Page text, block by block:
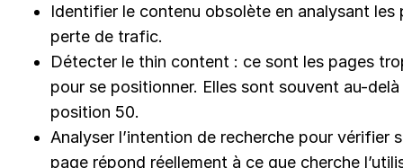
Identifier le contenu obsolète en analysant les
perte de trafic.
Détecter le thin content : ce sont les pages
pour se positionner. Elles sont souvent au-delà
position 50.
Analyser l’intention de recherche pour vérifier
page répond réellement à ce que cherche